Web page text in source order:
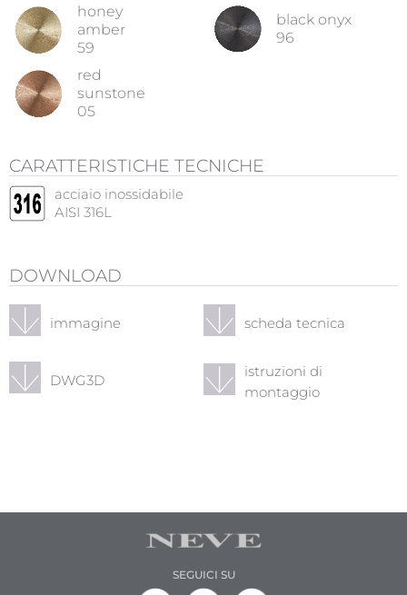
honey
amber
59
black onyx
96
red
sunstone
05
CARATTERISTICHE TECNICHE
acciaio inossidabile
AISI 316L
DOWNLOAD
immagine scheda tecnica
DWG3D
istruzioni di
montaggio
SEGUICI SU